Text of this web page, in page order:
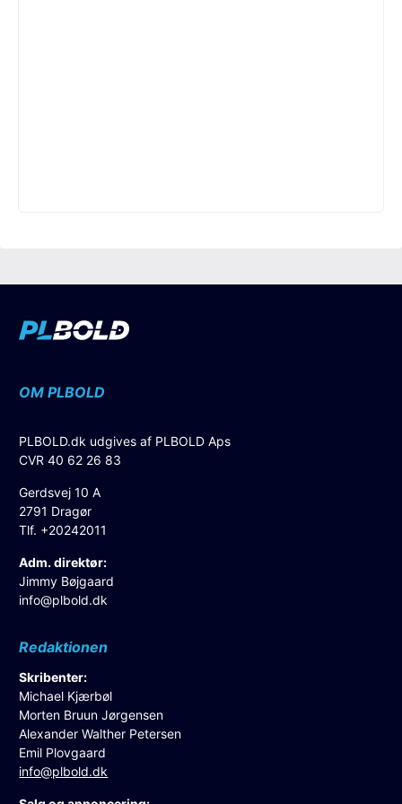
OM PLBOLD
PLBOLD.dk udgives af PLBOLD Aps
CVR 40 62 26 83
Gerdsvej 10 A
2791 Dragør
Tlf. +20242011
Adm. direktør:
Jimmy Bøjgaard
info@plbold.dk
Redaktionen
Skribenter:
Michael Kjærbøl
Morten Bruun Jørgensen
Alexander Walther Petersen
Emil Plovgaard
info@plbold.dk